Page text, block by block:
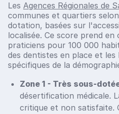
Les Agences Régionales de
communes et quartiers
dotation, basées sur
localisée. Ce score prend
praticiens pour 100 000
des dentistes en place et les
spécifiques de la
Zone 1 - Très sous-
désertification médicale.
critique et non satisfaite.